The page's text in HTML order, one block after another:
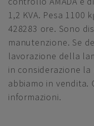
1,2 KVA. Pesa 1100
428283 ore. Sono
manutenzione. Se
lavorazione della
in considerazione la
abbiamo in vendita.
informazioni.